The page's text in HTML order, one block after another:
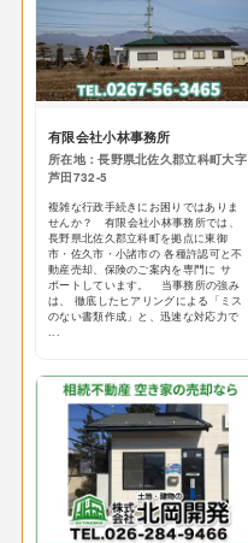
有限会社小林事務所
所在地：長野県北佐久郡立科町大字
芦田732-5
複雑な行政手続きにお困りではありま
せんか？ 有限会社小林事務所では、
長野県北佐久郡立科町を拠点に東御
市・佐久市・小諸市の 各種許認可と不
動産売却、保険のご案内を専門に サ
ポートしています。 当事務所の強み
は、 徹底したヒアリングによる「ミス
のない書類作成」と、迅速な対応力で
...